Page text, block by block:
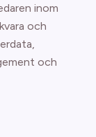
inom
och
och